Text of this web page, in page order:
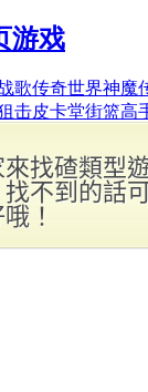
找碴類型
找不到的話
！